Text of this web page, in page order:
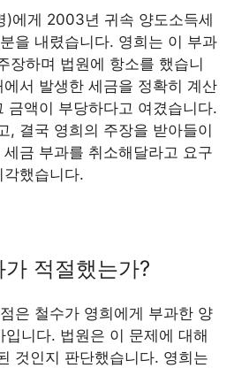
)에게 2003년 귀속 양도소득세
을 내렸습니다. 영희는 이 부과
장하며 법원에 항소를 했습니
서 발생한 세금을 정확히 계산
금액이 부당하다고 여겼습니다.
, 결국 영희의 주장을 받아들이
금 부과를 취소해달라고 요구
했습니다.
적절했는가?
은 철수가 영희에게 부과한 양
니다. 법원은 이 문제에 대해
것인지 판단했습니다. 영희는